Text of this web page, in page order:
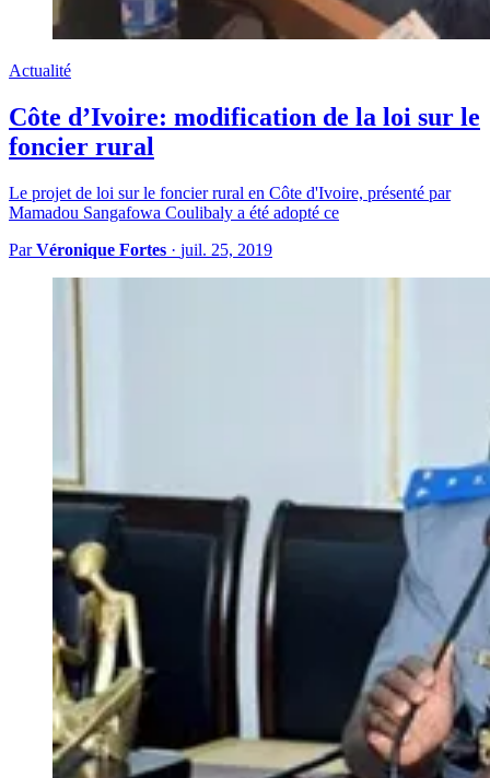
Actualité
Côte d’Ivoire: modification de la loi sur le
foncier rural
Le projet de loi sur le foncier rural en Côte d'Ivoire, présenté par
Mamadou Sangafowa Coulibaly a été adopté ce
ParVéronique Fortes · juil. 25, 2019